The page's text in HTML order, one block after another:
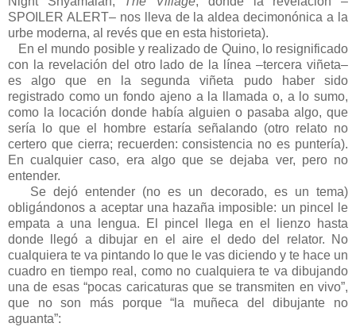
SPOILER ALERT– nos lleva de la aldea decimonónica a la
urbe moderna, al revés que en esta historieta).
En el mundo posible y realizado de Quino, lo resignificado
con la revelación del otro lado de la línea –tercera viñeta–
es algo que en la segunda viñeta pudo haber sido
registrado como un fondo ajeno a la llamada o, a lo sumo,
como la locación donde había alguien o pasaba algo, que
sería lo que el hombre estaría señalando (otro relato no
certero que cierra; recuerden: consistencia no es puntería).
En cualquier caso, era algo que se dejaba ver, pero no
entender.
Se dejó entender (no es un decorado, es un tema)
obligándonos a aceptar una hazaña imposible: un pincel le
empata a una lengua. El pincel llega en el lienzo hasta
donde llegó a dibujar en el aire el dedo del relator. No
cualquiera te va pintando lo que le vas diciendo y te hace un
cuadro en tiempo real, como no cualquiera te va dibujando
una de esas “pocas caricaturas que se transmiten en vivo”,
que no son más porque “la muñeca del dibujante no
aguanta”: